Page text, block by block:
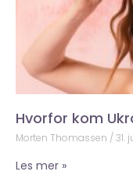
Hvorfor kom
Morten Thomassen 31.
Les mer »